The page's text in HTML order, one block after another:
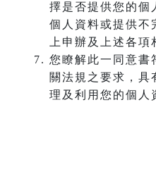
擇是否提供您的個
個人資料或提供不
上申辦及上述各項
您瞭解此一同意書
關法規之要求，具
理及利用您的個人